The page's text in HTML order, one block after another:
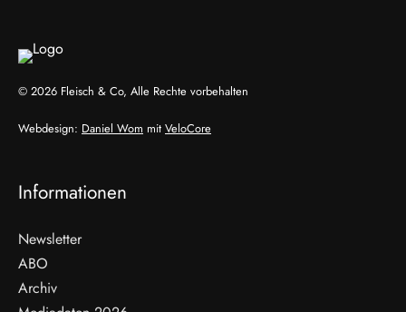
© 2026 Fleisch & Co, Alle Rechte vorbehalten
Webdesign: Daniel Wom mit VeloCore
Informationen
Newsletter
ABO
Archiv